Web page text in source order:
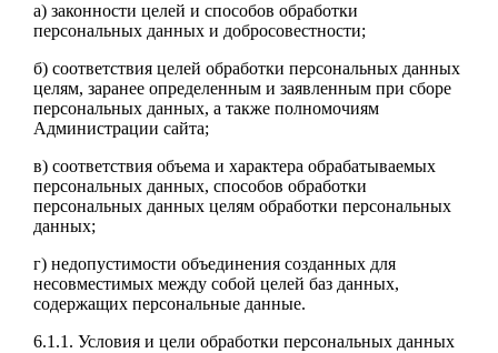
а) законности целей и способов обработки
персональных данных и добросовестности;
б) соответствия целей обработки персональных данных
целям, заранее определенным и заявленным при сборе
персональных данных, а также полномочиям
Администрации сайта;
в) соответствия объема и характера обрабатываемых
персональных данных, способов обработки
персональных данных целям обработки персональных
данных;
г) недопустимости объединения созданных для
несовместимых между собой целей баз данных,
содержащих персональные данные.
6.1.1. Условия и цели обработки персональных данных